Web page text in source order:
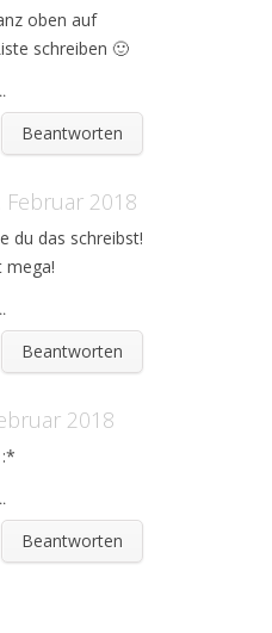
oben auf
schreiben 🙂
Beantworten
Februar 2018
du das schreibst!
mega!
Beantworten
2018
Beantworten